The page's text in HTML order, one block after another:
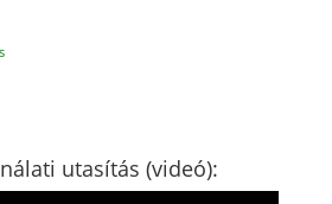
utasítás (videó):